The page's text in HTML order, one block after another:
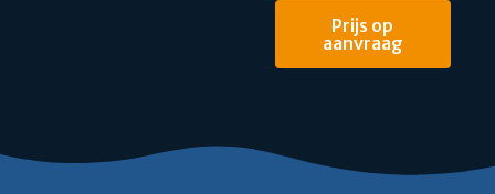
Prijs op
aanvraag